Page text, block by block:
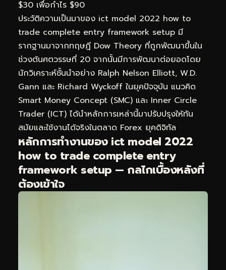
$30 เพื่อกำไร $90
ประวัติความเป็นมาของ ict model 2022 how to
trade complete entry framework setup มี
รากฐานมาจากทฤษฎี Dow Theory ที่ถูกพัฒนาขึ้นใน
ช่วงต้นศตวรรษที่ 20 จากนั้นมีการพัฒนาต่อยอดโดย
นักวิเคราะห์ชั้นนำอย่าง Ralph Nelson Elliott, W.D.
Gann และ Richard Wyckoff ในยุคปัจจุบัน แนวคิด
Smart Money Concept (SMC) และ Inner Circle
Trader (ICT) ได้นำหลักการเหล่านี้มาปรับปรุงให้ทัน
สมัยและใช้งานได้จริงในตลาด Forex ยุคดิจิทัล
หลักการทำงานของ ict model 2022
how to trade complete entry
framework setup — กลไกเบื้องหลังที่
ต้องเข้าใจ